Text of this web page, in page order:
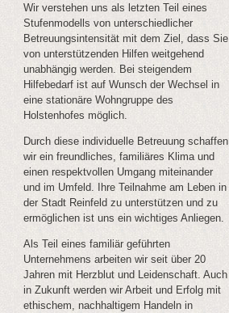
Wir verstehen uns als letzten Teil eines
Stufenmodells von unterschiedlicher
Betreuungsintensität mit dem Ziel, dass Sie
von unterstützenden Hilfen weitgehend
unabhängig werden. Bei steigendem
Hilfebedarf ist auf Wunsch der Wechsel in
eine stationäre Wohngruppe des
Holstenhofes möglich.
Durch diese individuelle Betreuung schaffen
wir ein freundliches, familiäres Klima und
einen respektvollen Umgang miteinander
und im Umfeld. Ihre Teilnahme am Leben in
der Stadt Reinfeld zu unterstützen und zu
ermöglichen ist uns ein wichtiges Anliegen.
Als Teil eines familiär geführten
Unternehmens arbeiten wir seit über 20
Jahren mit Herzblut und Leidenschaft. Auch
in Zukunft werden wir Arbeit und Erfolg mit
ethischem, nachhaltigem Handeln in